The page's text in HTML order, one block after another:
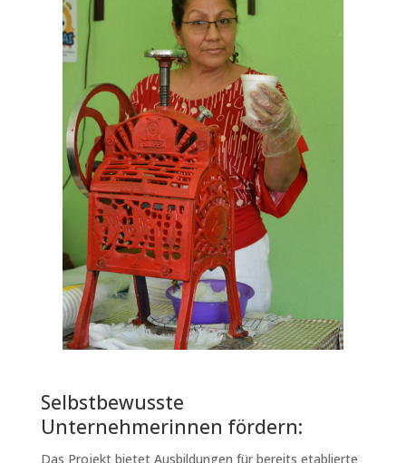
Selbstbewusste
Unternehmerinnen fördern:
Das Projekt bietet Ausbildungen für bereits etablierte